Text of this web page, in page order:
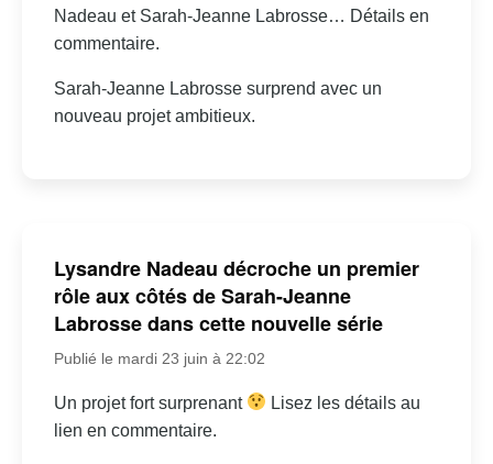
Nadeau et Sarah-Jeanne Labrosse… Détails en
commentaire.
Sarah-Jeanne Labrosse surprend avec un
nouveau projet ambitieux.
Lysandre Nadeau décroche un premier
rôle aux côtés de Sarah-Jeanne
Labrosse dans cette nouvelle série
Publié le mardi 23 juin à 22:02
Un projet fort surprenant
Lisez les détails au
lien en commentaire.